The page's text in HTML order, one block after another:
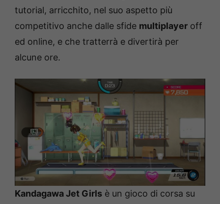
tutorial, arricchito, nel suo aspetto più
competitivo anche dalle sfide multiplayer off
ed online, e che tratterrà e divertirà per
alcune ore.
Kandagawa Jet Girls è un gioco di corsa su